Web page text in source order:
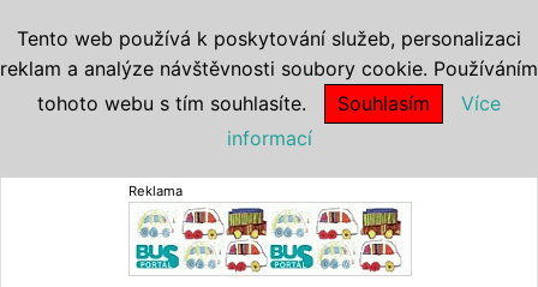
Reklama
Tento web používá k poskytování služeb, personalizaci
reklam a analýze návštěvnosti soubory cookie. Používáním
tohoto webu s tím souhlasíte.
Souhlasím
Více
informací